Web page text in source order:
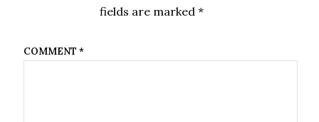
fields are marked*
COMMENT *